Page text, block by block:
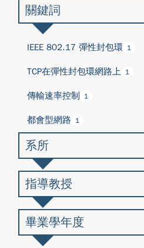
關鍵詞
IEEE 802.17 彈性封包環 1
TCP在彈性封包環網路上 1
傳輸速率控制 1
都會型網路 1
系所
指導教授
畢業學年度